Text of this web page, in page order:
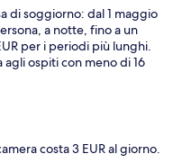
di soggiorno: dal 1 maggio
a notte, fino a un
per i periodi più lunghi.
agli ospiti con meno di 16
costa 3 EUR al giorno.